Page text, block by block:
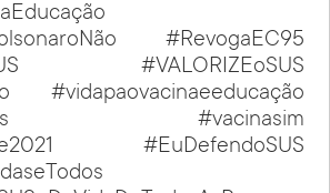
#RevogaEC95
#VALORIZEoSUS
#vidapaovacinaeeducação
#vacinasim
#EuDefendoSUS